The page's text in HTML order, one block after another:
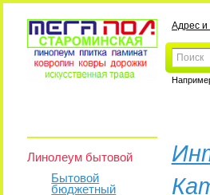
Адрес и
Линолеум бытовой
Бытовой
бюджетный